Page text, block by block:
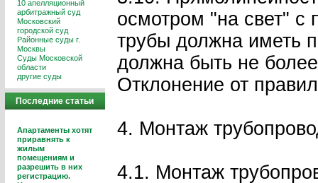
10 апелляционный
арбитражный суд
Московский
городской суд
Районные суды г.
Москвы
Суды Московской
области
другие суды
Последние статьи
Апартаменты хотят
приравнять к
жилым
помещениям и
разрешить в них
регистрацию.
осмотром "на свет" с
трубы должна иметь
должна быть не
Отклонение от
4. Монтаж
4.1. Монтаж